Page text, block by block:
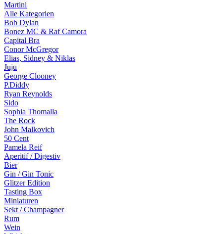
Martini
Alle Kategorien
Bob Dylan
Bonez MC & Raf Camora
Capital Bra
Conor McGregor
Elias, Sidney & Niklas
Juju
George Clooney
P.Diddy
Ryan Reynolds
Sido
Sophia Thomalla
The Rock
John Malkovich
50 Cent
Pamela Reif
Aperitif / Digestiv
Bier
Gin / Gin Tonic
Glitzer Edition
Tasting Box
Miniaturen
Sekt / Champagner
Rum
Wein